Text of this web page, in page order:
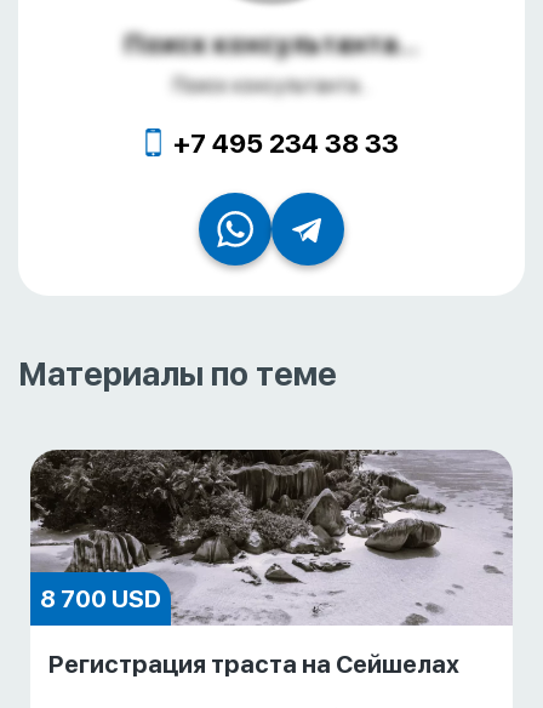
Поиск консультанта...
Поиск консультанта...
+7 495 234 38 33
Материалы по теме
8 700 USD
Регистрация траста на Сейшелах